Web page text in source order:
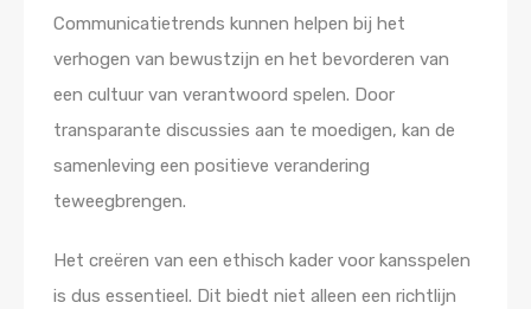
Communicatietrends kunnen helpen bij het
verhogen van bewustzijn en het bevorderen van
een cultuur van verantwoord spelen. Door
transparante discussies aan te moedigen, kan de
samenleving een positieve verandering
teweegbrengen.
Het creëren van een ethisch kader voor kansspelen
is dus essentieel. Dit biedt niet alleen een richtlijn